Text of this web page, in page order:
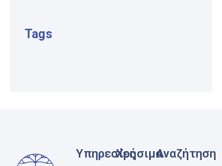
Tags
ΥπηρεσίεςΧρήσιμαΑναζήτηση